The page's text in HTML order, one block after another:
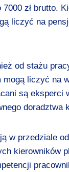
zł brutto.
liczyć na
od stażu
liczyć na
są eksperci
doradztwa
w przedziale
kierowników